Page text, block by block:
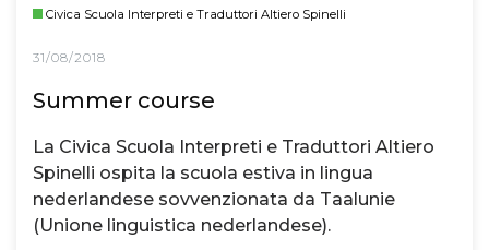
Civica Scuola Interpreti e Traduttori Altiero Spinelli
31/08/2018
Summer course
La Civica Scuola Interpreti e Traduttori Altiero
Spinelli ospita la scuola estiva in lingua
nederlandese sovvenzionata da Taalunie
(Unione linguistica nederlandese).